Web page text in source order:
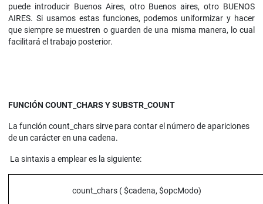
puede introducir Buenos Aires, otro Buenos aires, otro BUENOS
AIRES. Si usamos estas funciones, podemos uniformizar y hacer
que siempre se muestren o guarden de una misma manera, lo cual
facilitará el trabajo posterior.
FUNCIÓN COUNT_CHARS Y SUBSTR_COUNT
La función count_chars sirve para contar el número de apariciones
de un carácter en una cadena.
La sintaxis a emplear es la siguiente:
count_chars ( $cadena, $opcModo)